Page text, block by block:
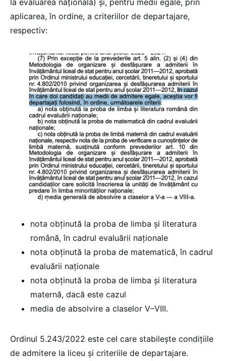
la evaluarea națională) și, pentru medii egale, prin
aplicarea, în ordine, a criteriilor de departajare,
respectiv:
nota obținută la proba de limba și literatura
română, în cadrul evaluării naționale
nota obținută la proba de matematică, în cadrul
evaluării naționale
nota obținută la proba de limba și literatura
maternă, dacă este cazul
media de absolvire a claselor V–VIII.
Ordinul 5.243/2022 este cel care stabilește condițiile
de admitere la liceu și criteriile de departajare.